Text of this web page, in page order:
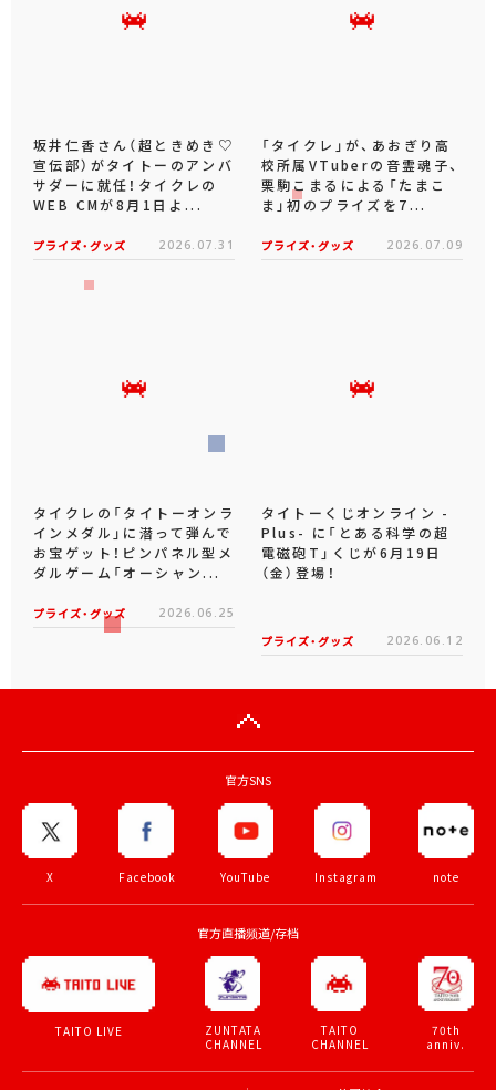
坂井仁香さん（超ときめき♡
宣伝部）がタイトーのアンバ
サダーに就任！タイクレの
WEB CMが8月1日よ...
プライズ・グッズ 2026.07.31
「タイクレ」が、あおぎり高
校所属VTuberの音霊魂子、
栗駒こまるによる「たまこ
ま」初のプライズを7...
プライズ・グッズ 2026.07.09
タイクレの「タイトーオンラ
インメダル」に潜って弾んで
お宝ゲット！ピンパネル型メ
ダルゲーム「オーシャン...
プライズ・グッズ 2026.06.25
タイトーくじオンライン -
Plus- に「とある科学の超
電磁砲T」くじが6月19日
（金）登場！
プライズ・グッズ 2026.06.12
官方SNS
X Facebook YouTube Instagram note
官方直播频道/存档
TAITO LIVE
ZUNTATA
CHANNEL
TAITO
CHANNEL
70th
anniv.